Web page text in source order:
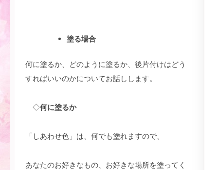
塗る場合
何に塗るか、どのように塗るか、後片付けはどう
すればいいのかについてお話しします。
◇何に塗るか
「しあわせ色」は、何でも塗れますので、
あなたのお好きなもの、お好きな場所を塗ってく